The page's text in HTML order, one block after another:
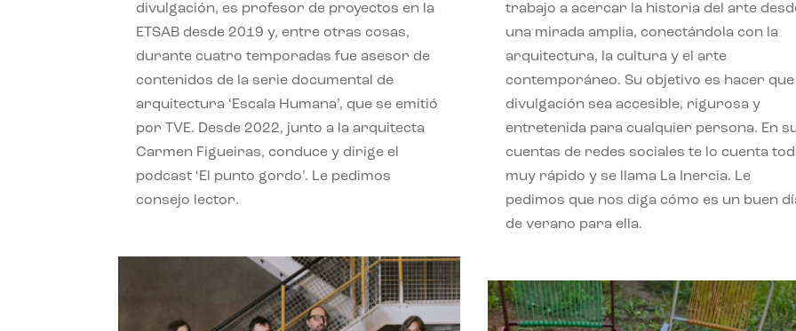
divulgación, es profesor de proyectos en la
ETSAB desde 2019 y, entre otras cosas,
durante cuatro temporadas fue asesor de
contenidos de la serie documental de
arquitectura ‘Escala Humana’, que se emitió
por TVE. Desde 2022, junto a la arquitecta
Carmen Figueiras, conduce y dirige el
podcast ‘El punto gordo’. Le pedimos
consejo lector.
trabajo a acercar la historia del arte
una mirada amplia, conectándola con la
arquitectura, la cultura y el arte
contemporáneo. Su objetivo es hacer que
divulgación sea accesible, rigurosa y
entretenida para cualquier persona. En
cuentas de redes sociales te lo cuenta
muy rápido y se llama La Inercia. Le
pedimos que nos diga cómo es un buen
de verano para ella.